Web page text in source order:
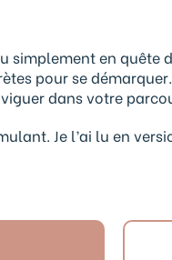
simplement en quête
pour se
dans votre
Je l’ai lu en